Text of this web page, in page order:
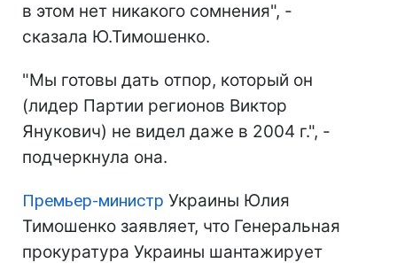
в этом нет никакого сомнения", -
сказала Ю.Тимошенко.
"Мы готовы дать отпор, который он
(лидер Партии регионов Виктор
Янукович) не видел даже в 2004 г.", -
подчеркнула она.
Премьер-министр Украины Юлия
Тимошенко заявляет, что Генеральная
прокуратура Украины шантажирует